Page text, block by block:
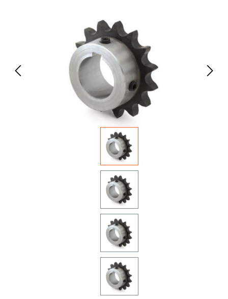
Bildergalerie überspringen